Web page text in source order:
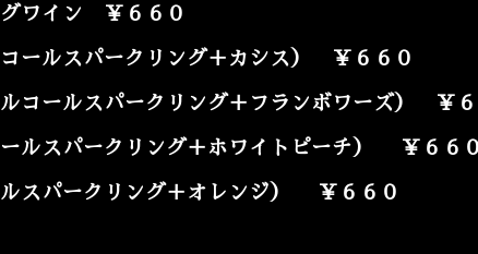
ワイン ￥６６０
ールスパークリング＋カシス） ￥６６０
コールスパークリング＋フランボワーズ） ￥
ールスパークリング＋ホワイトピーチ） ￥６６
ルスパークリング＋オレンジ） ￥６６０